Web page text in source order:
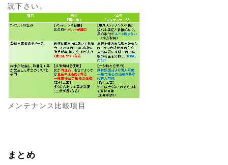
読下さい。
メンテナンス比較項目
まとめ